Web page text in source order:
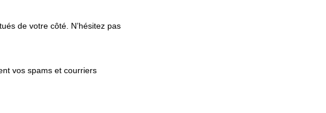
de votre côté. N’hésitez pas
vos spams et courriers